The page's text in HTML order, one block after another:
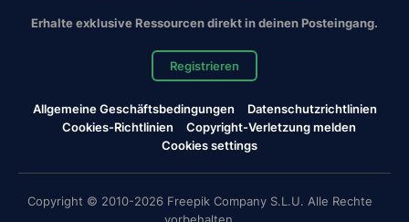
Erhalte exklusive Ressourcen direkt in deinen Posteingang.
Registrieren
Allgemeine Geschäftsbedingungen
Datenschutzrichtlinien
Cookies-Richtlinien
Copyright-Verletzung melden
Cookies settings
Copyright © 2010-2026 Freepik Company S.L.U. Alle Rechte